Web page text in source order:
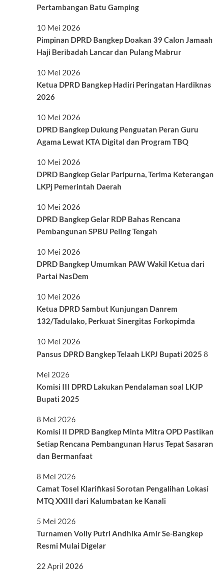
Pertambangan Batu Gamping
10 Mei 2026
Pimpinan DPRD Bangkep Doakan 39 Calon Jamaah
Haji Beribadah Lancar dan Pulang Mabrur
10 Mei 2026
Ketua DPRD Bangkep Hadiri Peringatan Hardiknas
2026
10 Mei 2026
DPRD Bangkep Dukung Penguatan Peran Guru
Agama Lewat KTA Digital dan Program TBQ
10 Mei 2026
DPRD Bangkep Gelar Paripurna, Terima Keterangan
LKPj Pemerintah Daerah
10 Mei 2026
DPRD Bangkep Gelar RDP Bahas Rencana
Pembangunan SPBU Peling Tengah
10 Mei 2026
DPRD Bangkep Umumkan PAW Wakil Ketua dari
Partai NasDem
10 Mei 2026
Ketua DPRD Sambut Kunjungan Danrem
132/Tadulako, Perkuat Sinergitas Forkopimda
10 Mei 2026
Pansus DPRD Bangkep Telaah LKPJ Bupati 2025 8
Mei 2026
Komisi III DPRD Lakukan Pendalaman soal LKJP
Bupati 2025
8 Mei 2026
Komisi II DPRD Bangkep Minta Mitra OPD Pastikan
Setiap Rencana Pembangunan Harus Tepat Sasaran
dan Bermanfaat
8 Mei 2026
Camat Tosel Klarifikasi Sorotan Pengalihan Lokasi
MTQ XXIII dari Kalumbatan ke Kanali
5 Mei 2026
Turnamen Volly Putri Andhika Amir Se-Bangkep
Resmi Mulai Digelar
22 April 2026